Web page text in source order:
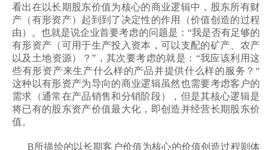
看出在以长期股东价值为核心的商业逻辑中，股东所有财
产（有形资产）起到到了决定性的作用（价值创造的过程
由）。也就是说企业首要考虑的问题是：“我是否有足够的
有形资产（可用于生产投入资本，可以支配的矿产、农产
以及土地资源）？”，其次要考虑的就是：“我应该利用这
些有形资产来生产什么样的产品并提供什么样的服务？“
这种以有形资产为导向的商业逻辑虽然也需要考虑客户的
需求（通常在产品销售和分销阶段），但是其核心逻辑是
将已有的股东资产价值最大化，即创造并经营长期股东价
值。
B所描绘的以长期客户价值为核心的价值创造过程则体